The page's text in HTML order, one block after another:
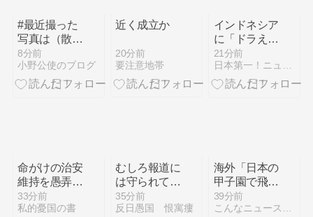
#最近撮った
写真は（散歩
で見た景色：
皇紀2686年8
月9日）
8分前
小野公使のブログ
近く成立か
20分前
要注意地帯
インドネシア
に「ドラえも
ん」という名
前の市民が
16人 「のび
21分前
日本第一！ニュース録
命がけの治安
維持を愚弄す
る暴言――テ
レ朝は玉川徹
33分前
私的憂国の書
むしろ報道に
は守られてた
ろ 〜 蓮舫
「蓮舫だから
35分前
反日愚国 恨寓瘻
海外「日本の
甲子園で飛び
出した高校生
とは思えない
39分前
こんなニュースにでくわした